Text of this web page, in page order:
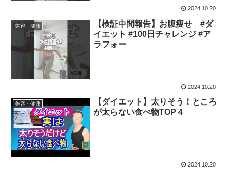
2024.10.20
美容・健康
【検証中間報告】お腹痩せ #ダ
イエット #100日チャレンジ #ア
ラフォー
2024.10.20
美容・健康
【ダイエット】太りそう！ところ
が太らない食べ物TOP４
2024.10.20